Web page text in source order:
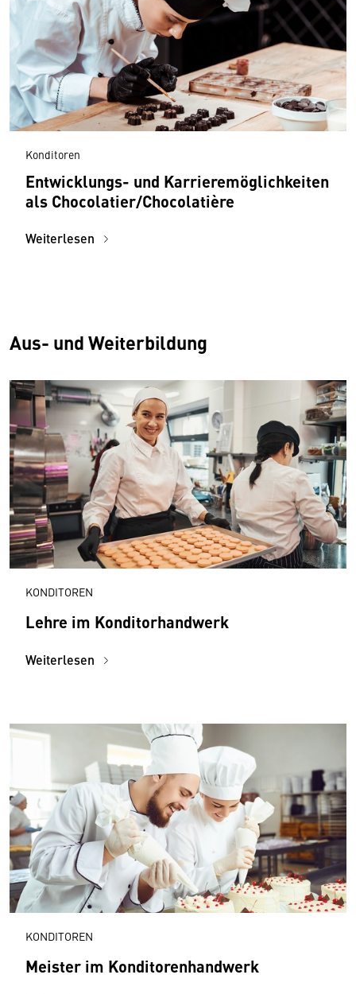
Konditoren
Entwicklungs- und Karrieremöglichkeiten
als Chocolatier/Chocolatière
Weiterlesen
Aus- und Weiterbildung
KONDITOREN
Lehre im Konditorhandwerk
Weiterlesen
KONDITOREN
Meister im Konditorenhandwerk